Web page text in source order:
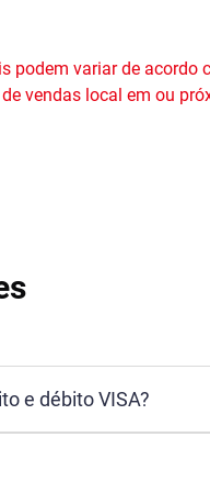
podem variar de acordo
vendas local em ou
e débito VISA?